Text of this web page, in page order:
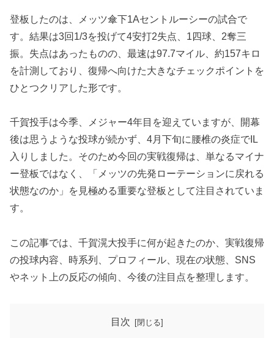
登板したのは、メッツ傘下1Aセントルーシーの試合で
す。結果は3回1/3を投げて4安打2失点、1四球、2奪三
振。失点はあったものの、最速は97.7マイル、約157キロ
を計測しており、復帰へ向けた大きなチェックポイントを
ひとつクリアした形です。
千賀投手は今季、メジャー4年目を迎えていますが、開幕
後は思うような投球が続かず、4月下旬に腰椎の炎症でIL
入りしました。そのため今回の実戦復帰は、単なるマイナ
ー登板ではなく、「メッツの先発ローテーションに戻れる
状態なのか」を見極める重要な登板として注目されていま
す。
この記事では、千賀滉大投手に何が起きたのか、実戦復帰
の投球内容、時系列、プロフィール、現在の状態、SNS
やネット上の反応の傾向、今後の注目点を整理します。
目次